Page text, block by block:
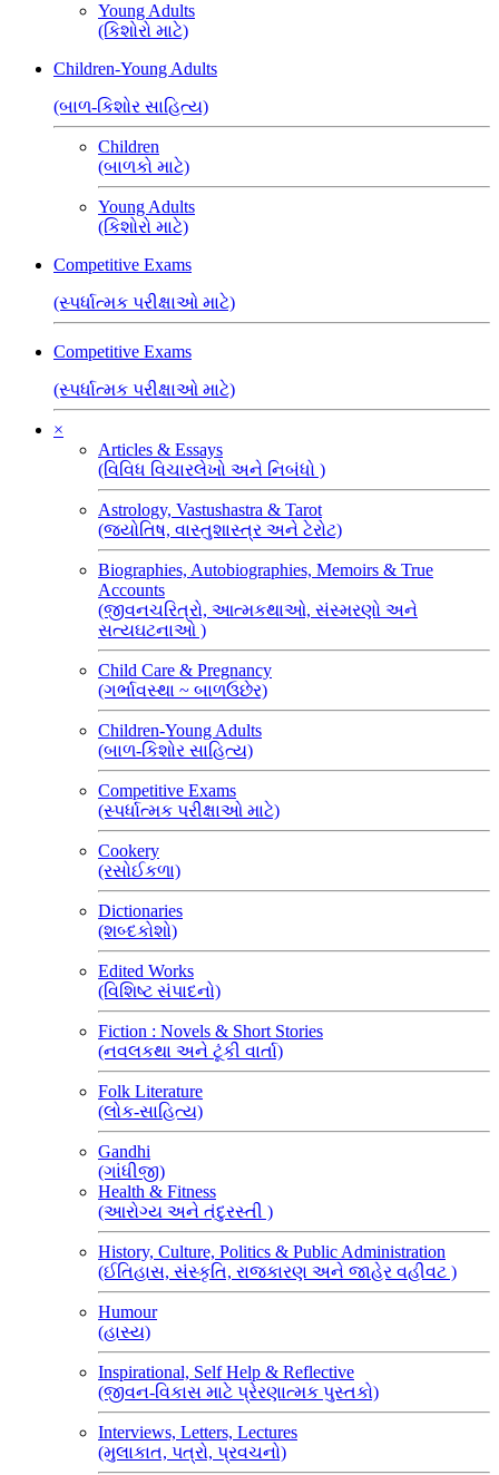
Young Adults
(કિશોરો માટે)
Children-Young Adults
(બાળ-કિશોર સાહિત્ય)
Children
(બાળકો માટે)
Young Adults
(કિશોરો માટે)
Competitive Exams
(સ્પર્ધાત્મક પરીક્ષાઓ માટે)
Competitive Exams
(સ્પર્ધાત્મક પરીક્ષાઓ માટે)
×
Articles & Essays
(વિવિધ વિચારલેખો અને નિબંધો )
Astrology, Vastushastra & Tarot
(જ્યોતિષ, વાસ્તુશાસ્ત્ર અને ટેરોટ)
Biographies, Autobiographies, Memoirs & True
Accounts
(જીવનચરિત્રો, આત્મકથાઓ, સંસ્મરણો અને
સત્યઘટનાઓ )
Child Care & Pregnancy
(ગર્ભાવસ્થા ~ બાળઉછેર)
Children-Young Adults
(બાળ-કિશોર સાહિત્ય)
Competitive Exams
(સ્પર્ધાત્મક પરીક્ષાઓ માટે)
Cookery
(રસોઈકળા)
Dictionaries
(શબ્દકોશો)
Edited Works
(વિશિષ્ટ સંપાદનો)
Fiction : Novels & Short Stories
(નવલકથા અને ટૂંકી વાર્તા)
Folk Literature
(લોક-સાહિત્ય)
Gandhi
(ગાંધીજી)
Health & Fitness
(આરોગ્ય અને તંદુરસ્તી )
History, Culture, Politics & Public Administration
(ઈતિહાસ, સંસ્કૃતિ, રાજકારણ અને જાહેર વહીવટ )
Humour
(હાસ્ય)
Inspirational, Self Help & Reflective
(જીવન-વિકાસ માટે પ્રેરણાત્મક પુસ્તકો)
Interviews, Letters, Lectures
(મુલાકાત, પત્રો, પ્રવચનો)